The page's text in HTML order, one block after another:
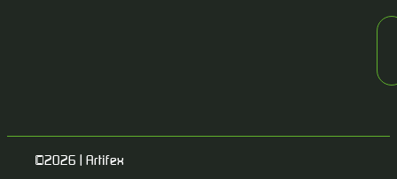
©2026 | Artifex